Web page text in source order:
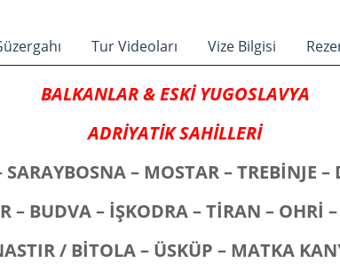
Tur Videoları Vize Bilgisi
BALKANLAR & ESKİ YUGOSLAVYA
ADRİYATİK SAHİLLERİ
SARAYBOSNA – MOSTAR – TREBİNJE
– BUDVA – İŞKODRA – TİRAN – OHRİ –
/ BİTOLA – ÜSKÜP – MATKA